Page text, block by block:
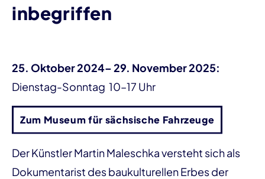
inbegriffen
25. Oktober 2024– 29. November 2025:
Dienstag-Sonntag 10–17 Uhr
Zum Museum für sächsische Fahrzeuge
Der Künstler Martin Maleschka versteht sich als
Dokumentarist des baukulturellen Erbes der